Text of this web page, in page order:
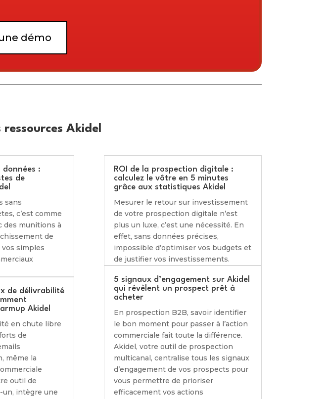
démo
ressources Akidel
données :
de
sans
c’est comme
des munitions à
de
simples
de délivrabilité
Akidel
en chute libre
de
même la
outil de
intègre une
ROI de la prospection digitale :
calculez le vôtre en 5 minutes
grâce aux statistiques Akidel
Mesurer le retour sur investissement
de votre prospection digitale n’est
plus un luxe, c’est une nécessité. En
effet, sans données précises,
impossible d’optimiser vos budgets et
de justifier vos investissements.
5 signaux d’engagement sur Akidel
qui révèlent un prospect prêt à
acheter
En prospection B2B, savoir identifier
le bon moment pour passer à l’action
commerciale fait toute la différence.
Akidel, votre outil de prospection
multicanal, centralise tous les signaux
d’engagement de vos prospects pour
vous permettre de prioriser
efficacement vos actions